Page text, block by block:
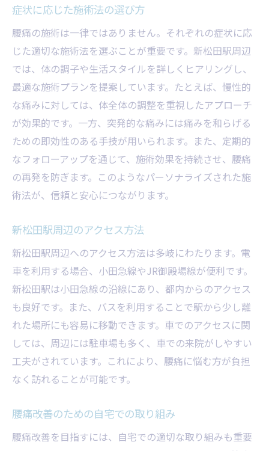
症状に応じた施術法の選び方
腰痛の施術は一律ではありません。それぞれの症状に応
じた適切な施術法を選ぶことが重要です。新松田駅周辺
では、体の調子や生活スタイルを詳しくヒアリングし、
最適な施術プランを提案しています。たとえば、慢性的
な痛みに対しては、体全体の調整を重視したアプローチ
が効果的です。一方、突発的な痛みには痛みを和らげる
ための即効性のある手技が用いられます。また、定期的
なフォローアップを通じて、施術効果を持続させ、腰痛
の再発を防ぎます。このようなパーソナライズされた施
術法が、信頼と安心につながります。
新松田駅周辺のアクセス方法
新松田駅周辺へのアクセス方法は多岐にわたります。電
車を利用する場合、小田急線やJR御殿場線が便利です。
新松田駅は小田急線の沿線にあり、都内からのアクセス
も良好です。また、バスを利用することで駅から少し離
れた場所にも容易に移動できます。車でのアクセスに関
しては、周辺には駐車場も多く、車での来院がしやすい
工夫がされています。これにより、腰痛に悩む方が負担
なく訪れることが可能です。
腰痛改善のための自宅での取り組み
腰痛改善を目指すには、自宅での適切な取り組みも重要